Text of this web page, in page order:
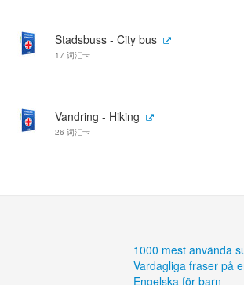
Stadsbuss - City bus
17 词汇卡
Vandring - Hiking
26 词汇卡
1000 mest använda
Vardagliga fraser på
Engelska för barn